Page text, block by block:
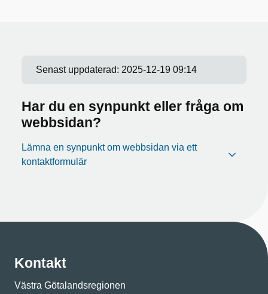
Senast uppdaterad: 2025-12-19 09:14
Har du en synpunkt eller fråga om
webbsidan?
Lämna en synpunkt om webbsidan via ett
kontaktformulär
Kontakt
Västra Götalandsregionen